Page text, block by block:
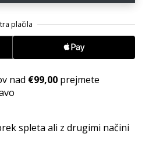
nad €99,00 prejmete
spleta ali z drugimi načini